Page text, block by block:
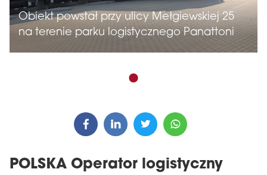
Obiekt powstał przy ulicy Mełgiewskiej 25
na terenie parku logistycznego Panattoni
POLSKA Operator logistyczny